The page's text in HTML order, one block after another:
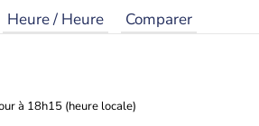
Heure / Heure Comparer
à 18h15 (heure locale)